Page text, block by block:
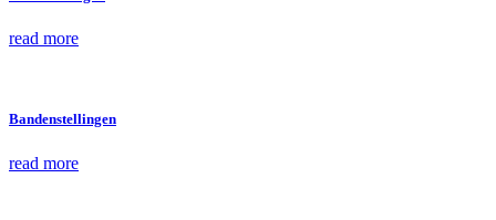
read more
Bandenstellingen
read more